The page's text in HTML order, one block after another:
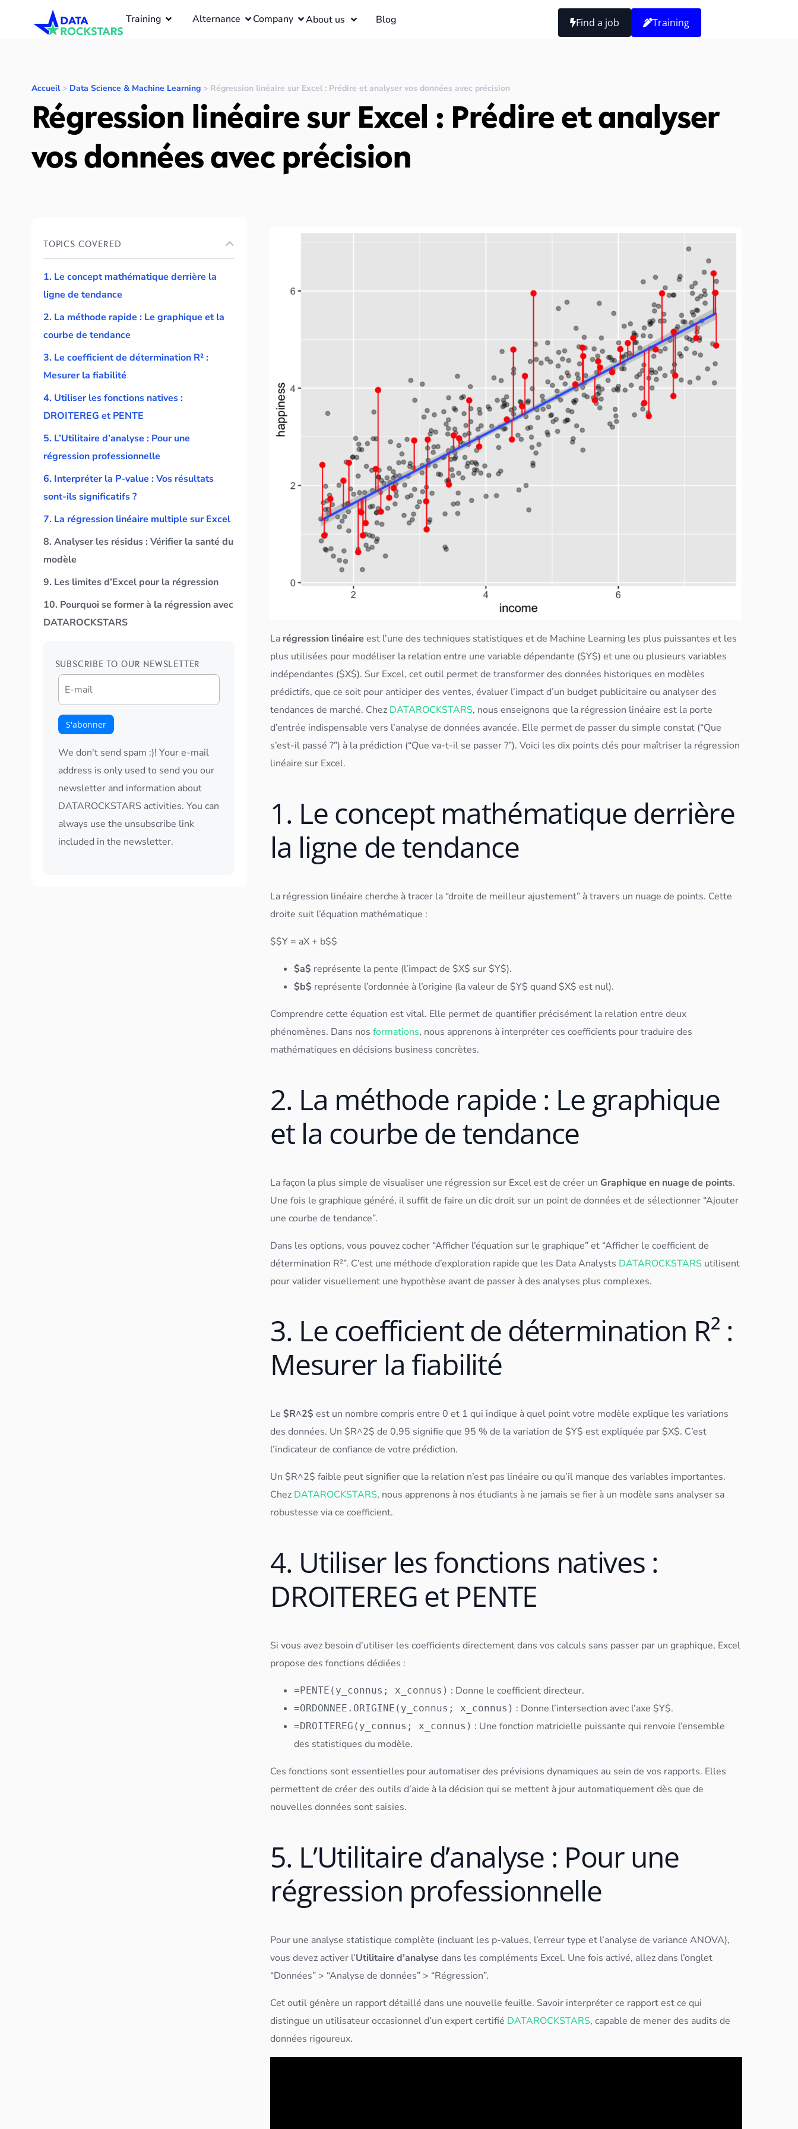
Training Alternance Company About us Blog Find a job Training
Accueil> Data Science & Machine Learning> Régression linéaire sur Excel : Prédire et analyser vos données avec précision
Régression linéaire sur Excel : Prédire et analyser
vos données avec précision
TOPICS COVERED
1. Le concept mathématique derrière la
ligne de tendance
2. La méthode rapide : Le graphique et la
courbe de tendance
3. Le coefficient de détermination R² :
Mesurer la fiabilité
4. Utiliser les fonctions natives :
DROITEREG et PENTE
5. L’Utilitaire d’analyse : Pour une
régression professionnelle
6. Interpréter la P-value : Vos résultats
sont-ils significatifs ?
7. La régression linéaire multiple sur Excel
8. Analyser les résidus : Vérifier la santé du
modèle
9. Les limites d’Excel pour la régression
10. Pourquoi se former à la régression avec
DATAROCKSTARS
SUBSCRIBE TO OUR NEWSLETTER
We don't send spam :)! Your e-mail
address is only used to send you our
newsletter and information about
DATAROCKSTARS activities. You can
always use the unsubscribe link
included in the newsletter.
La régression linéaire est l’une des techniques statistiques et de Machine Learning les plus puissantes et les
plus utilisées pour modéliser la relation entre une variable dépendante ($Y$) et une ou plusieurs variables
indépendantes ($X$). Sur Excel, cet outil permet de transformer desdonnées historiques en modèles
prédictifs, que ce soit pour anticiper des ventes, évaluer l’impact d’un budget publicitaire ou analyser des
tendances de marché. Chez DATAROCKSTARS, nous enseignons que la régression linéaire est la porte
d’entrée indispensable vers l’analyse dedonnées avancée. Elle permet de passer du simple constat (“Que
s’est-il passé ?”) à la prédiction (“Que va-t-il se passer ?”). Voici les dix points clés pour maîtriser la régression
linéaire sur Excel.
1. Le concept mathématique derrière
la ligne de tendance
La régression linéaire cherche à tracer la “droite de meilleur ajustement” à travers un nuage de points. Cette
droite suit l’équation mathématique :
$$Y = aX + b$$
$a$ représente la pente (l’impact de $X$ sur $Y$).
$b$ représente l’ordonnée à l’origine (la valeur de $Y$ quand $X$ est nul).
Comprendre cette équation est vital. Elle permet de quantifier précisément la relation entre deux
phénomènes. Dans nosformations, nous apprenons à interpréter ces coefficients pour traduire des
mathématiques en décisions business concrètes.
2. La méthode rapide : Le graphique
et la courbe de tendance
La façon la plus simple de visualiser une régression sur Excel est de créer un Graphique en nuage de points.
Une fois le graphique généré, il suffit de faire un clic droit sur un point dedonnées et de sélectionner “Ajouter
une courbe de tendance”.
Dans les options, vous pouvez cocher “Afficher l’équation sur le graphique” et “Afficher le coefficient de
détermination R²”. C’est une méthode d’exploration rapide que les Data Analysts DATAROCKSTARS utilisent
pour valider visuellement une hypothèse avant de passer à des analyses plus complexes.
3. Le coefficient de détermination R² :
Mesurer la fiabilité
Le$R^2$ est un nombre compris entre 0 et 1 qui indique à quel point votre modèle explique les variations
desdonnées. Un $R^2$ de 0,95 signifie que 95 % de la variation de $Y$ est expliquée par $X$. C’est
l’indicateur de confiance de votre prédiction.
Un $R^2$ faible peut signifier que la relation n’est pas linéaire ou qu’il manque des variables importantes.
Chez DATAROCKSTARS, nous apprenons à nos étudiants à ne jamais se fier à un modèle sans analyser sa
robustesse via ce coefficient.
4. Utiliser les fonctions natives :
DROITEREG et PENTE
Si vous avez besoin d’utiliser les coefficients directement dans vos calculs sans passer par un graphique, Excel
propose des fonctions dédiées :
=PENTE(y_connus; x_connus) : Donne le coefficient directeur.
=ORDONNEE.ORIGINE(y_connus; x_connus) : Donne l’intersection avec l’axe $Y$.
=DROITEREG(y_connus; x_connus) : Une fonction matricielle puissante qui renvoie l’ensemble
des statistiques du modèle.
Ces fonctions sont essentielles pour automatiser des prévisions dynamiques au sein de vos rapports. Elles
permettent de créer des outils d’aide à la décision qui se mettent à jour automatiquement dès que de
nouvellesdonnées sont saisies.
5. L’Utilitaire d’analyse : Pour une
régression professionnelle
Pour une analyse statistique complète (incluant les p-values, l’erreur type et l’analyse devariance ANOVA),
vous devez activer l’Utilitaire d’analyse dans les compléments Excel. Une fois activé, allez dans l’onglet
“Données” > “Analyse dedonnées” > “Régression”.
Cet outil génère un rapport détaillé dans une nouvelle feuille. Savoir interpréter ce rapport est ce qui
distingue un utilisateur occasionnel d’un expert certifié DATAROCKSTARS, capable de mener des audits de
données rigoureux.